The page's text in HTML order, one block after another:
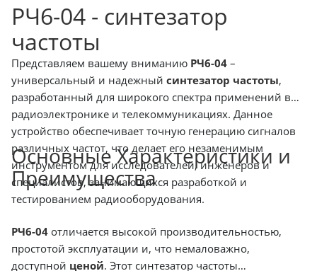
РЧ6-04 - синтезатор
частоты
Представляем вашему вниманию РЧ6-04 –
универсальный и надежный синтезатор частоты,
разработанный для широкого спектра применений в
радиоэлектронике и телекоммуникациях. Данное
устройство обеспечивает точную генерацию сигналов
различных частот, что делает его незаменимым
инструментом для исследователей, инженеров и
специалистов, занимающихся разработкой и
тестированием радиооборудования.
Основные Характеристики и
Преимущества
РЧ6-04 отличается высокой производительностью,
простотой эксплуатации и, что немаловажно,
доступной ценой. Этот синтезатор частоты